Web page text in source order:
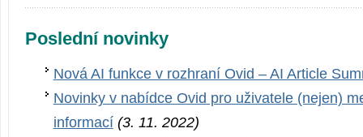
Poslední novinky
Nová AI funkce v rozhraní Ovid – AI Article
Novinky v nabídce Ovid pro uživatele (nejen)
informací (3. 11. 2022)